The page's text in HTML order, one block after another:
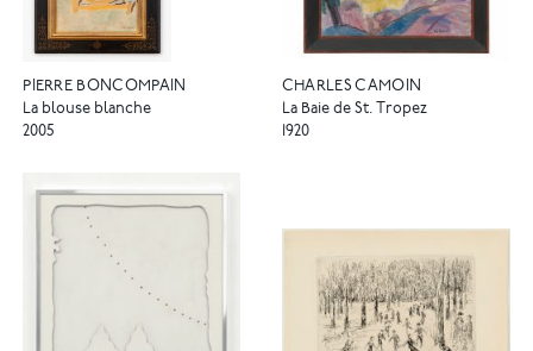
PIERRE BONCOMPAIN
La blouse blanche
2005
CHARLES CAMOIN
La Baie de St. Tropez
1920